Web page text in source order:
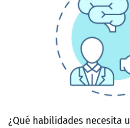
¿Qué habilidades necesita